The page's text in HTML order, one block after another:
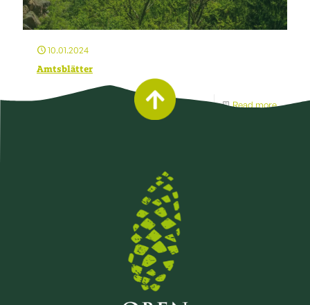
10.01.2024
Amtsblätter
Read more